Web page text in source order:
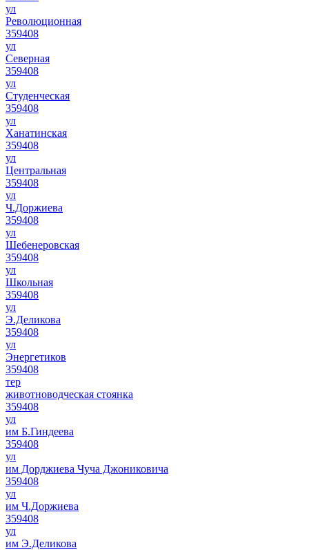
ул
Революционная
359408
ул
Северная
359408
ул
Студенческая
359408
ул
Ханатинская
359408
ул
Центральная
359408
ул
Ч.Доржиева
359408
ул
Шебенеровская
359408
ул
Школьная
359408
ул
Э.Деликова
359408
ул
Энергетиков
359408
тер
животноводческая стоянка
359408
ул
им Б.Гиндеева
359408
ул
им Дорджиева Чуча Джониковича
359408
ул
им Ч.Доржиева
359408
ул
им Э.Деликова